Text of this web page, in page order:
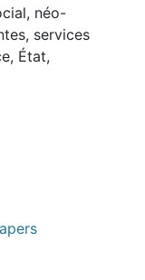
néo-
services
État,